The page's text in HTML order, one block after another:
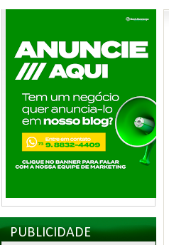
PUBLICIDADE